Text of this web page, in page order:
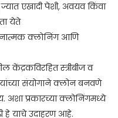
एखादी पेशी, अवयव किंवा
येते
क्लोनिंग आणि
केंद्रकविरहित स्त्रीबीज व
संयोगाने क्लोन बनवणे
प्रकारच्या क्लोनिंगमध्ये
हे याचे उदाहरण आहे.